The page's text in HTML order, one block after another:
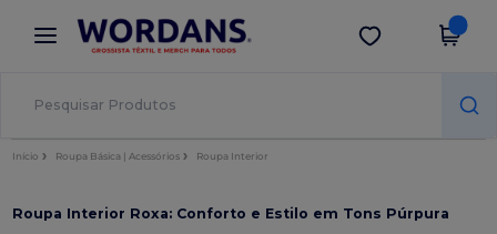
× App Wordans
Melhores preços na app!
Obter app
Início Roupa Básica | Acessórios Roupa Interior
Roupa Interior Roxa: Conforto e Estilo em Tons Púrpura